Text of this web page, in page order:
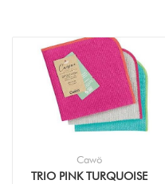
Cawö
TRIO PINK TURQUOISE